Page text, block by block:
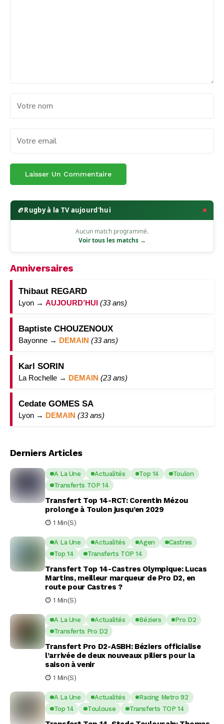
🏉Rugby à la TV aujourd'hui
Aucun match programmé.
Voir tous les matchs →
Anniversaires
Thibaut REGARD
Lyon → AUJOURD’HUI (33 ans)
Baptiste CHOUZENOUX
Bayonne → DEMAIN (33 ans)
Karl SORIN
La Rochelle → DEMAIN (23 ans)
Cedate GOMES SA
Lyon → DEMAIN (33 ans)
Derniers Articles
A La Une Actualités Top 14
Toulon
Transferts TOP 14
Transfert Top 14-RCT: Corentin Mézou
prolonge à Toulon jusqu’en 2029
1 Min(s)
A La Une Actualités Agen
Castres
Top 14
Transferts TOP 14
Transfert Top 14-Castres Olympique: Lucas
Martins, meilleur marqueur de Pro D2, en
route pour Castres ?
1 Min(s)
A La Une Actualités Béziers
Pro D2
Transferts Pro D2
Transfert Pro D2-ASBH: Béziers officialise
l’arrivée de deux nouveaux piliers pour la
saison à venir
1 Min(s)
A La Une Actualités
Racing Metro 92
Top 14
Toulouse Transferts TOP 14